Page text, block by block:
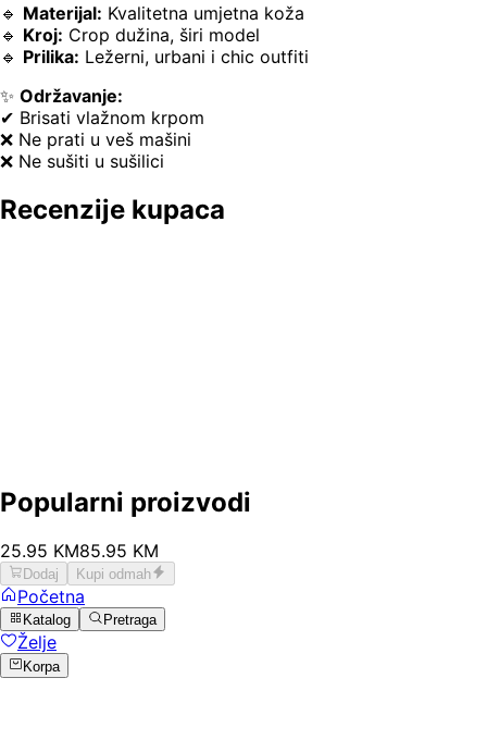
🔹 Materijal: Kvalitetna umjetna koža
🔹 Kroj: Crop dužina, širi model
🔹 Prilika: Ležerni, urbani i chic outfiti
✨ Održavanje:
✔ Brisati vlažnom krpom
❌ Ne prati u veš mašini
❌ Ne sušiti u sušilici
Recenzije kupaca
Popularni proizvodi
25.95 KM85.95 KM
Dodaj Kupi odmah
Početna
Katalog Pretraga
Želje
Korpa